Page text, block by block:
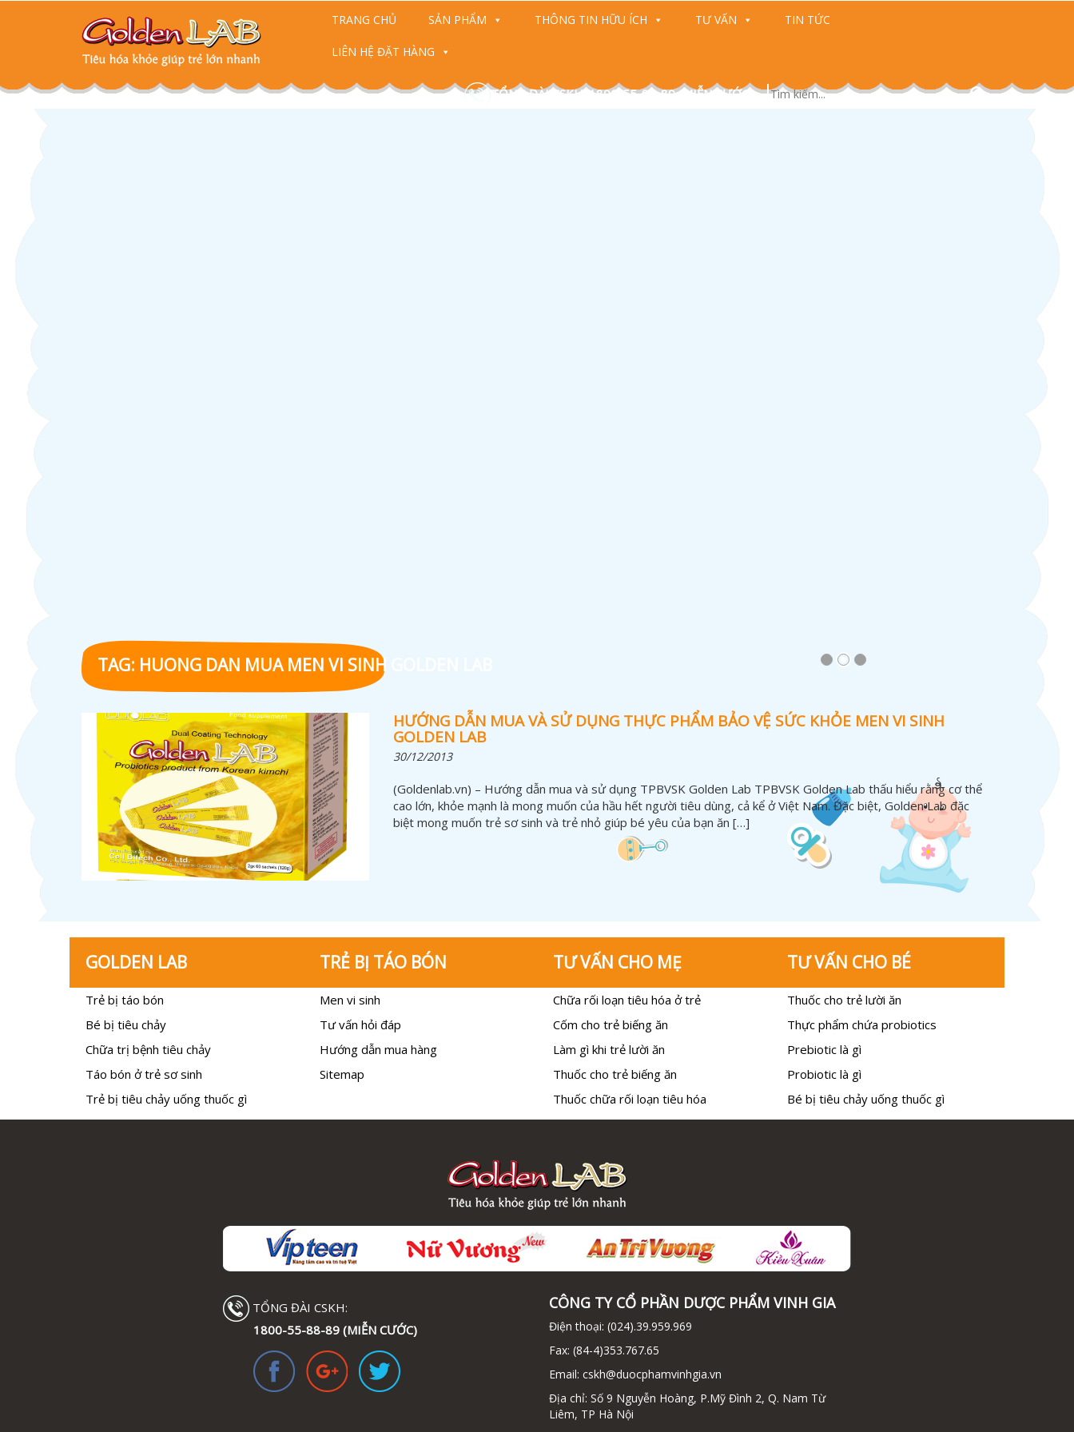
TRANG CHỦ SẢN PHẨM THÔNG TIN HỮU ÍCH TƯ VẤN TIN TỨC
LIÊN HỆ ĐẶT HÀNG
TỔNG ĐÀI CSKH: 1800-55-88-89 (MIỄN CƯỚC)
TAG: HUONG DAN MUA MEN VI SINH GOLDEN LAB
HƯỚNG DẪN MUA VÀ SỬ DỤNG THỰC PHẨM BẢO VỆ SỨC KHỎE MEN VI SINH
GOLDEN LAB
30/12/2013
(Goldenlab.vn) – Hướng dẫn mua và sử dụng TPBVSK Golden Lab TPBVSK Golden Lab thấu hiểu rằng cơ thể
cao lớn, khỏe mạnh là mong muốn của hầu hết người tiêu dùng, cả kể ở Việt Nam. Đặc biệt, Golden Lab đặc
biệt mong muốn trẻ sơ sinh và trẻ nhỏ giúp bé yêu của bạn ăn […]
GOLDEN LAB
Trẻ bị táo bón
Bé bị tiêu chảy
Chữa trị bệnh tiêu chảy
Táo bón ở trẻ sơ sinh
Trẻ bị tiêu chảy uống thuốc gì
TRẺ BỊ TÁO BÓN
Men vi sinh
Tư vấn hỏi đáp
Hướng dẫn mua hàng
Sitemap
TƯ VẤN CHO MẸ
Chữa rối loạn tiêu hóa ở trẻ
Cốm cho trẻ biếng ăn
Làm gì khi trẻ lười ăn
Thuốc cho trẻ biếng ăn
Thuốc chữa rối loạn tiêu hóa
TƯ VẤN CHO BÉ
Thuốc cho trẻ lười ăn
Thực phẩm chứa probiotics
Prebiotic là gì
Probiotic là gì
Bé bị tiêu chảy uống thuốc gì
TỔNG ĐÀI CSKH:
1800-55-88-89 (MIỄN CƯỚC)
CÔNG TY CỔ PHẦN DƯỢC PHẨM VINH GIA
Điện thoại: (024).39.959.969
Fax: (84-4)353.767.65
Email: cskh@duocphamvinhgia.vn
Địa chỉ: Số 9 Nguyễn Hoàng, P.Mỹ Đình 2, Q. Nam Từ
Liêm, TP Hà Nội